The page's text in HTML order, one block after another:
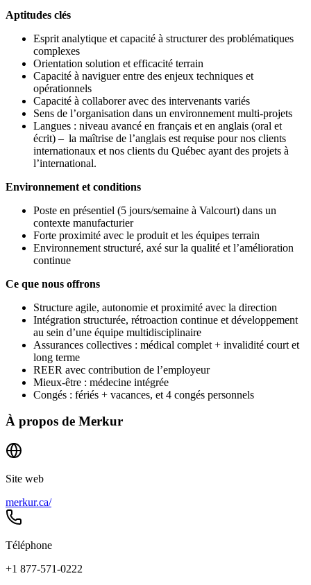
Aptitudes clés
Esprit analytique et capacité à structurer des problématiques
complexes
Orientation solution et efficacité terrain
Capacité à naviguer entre des enjeux techniques et
opérationnels
Capacité à collaborer avec des intervenants variés
Sens de l’organisation dans un environnement multi-projets
Langues : niveau avancé en français et en anglais (oral et
écrit) – la maîtrise de l’anglais est requise pour nos clients
internationaux et nos clients du Québec ayant des projets à
l’international.
Environnement et conditions
Poste en présentiel (5 jours/semaine à Valcourt) dans un
contexte manufacturier
Forte proximité avec le produit et les équipes terrain
Environnement structuré, axé sur la qualité et l’amélioration
continue
Ce que nous offrons
Structure agile, autonomie et proximité avec la direction
Intégration structurée, rétroaction continue et développement
au sein d’une équipe multidisciplinaire
Assurances collectives : médical complet + invalidité court et
long terme
REER avec contribution de l’employeur
Mieux-être : médecine intégrée
Congés : fériés + vacances, et 4 congés personnels
À propos de Merkur
Site web
merkur.ca/
Téléphone
+1 877-571-0222